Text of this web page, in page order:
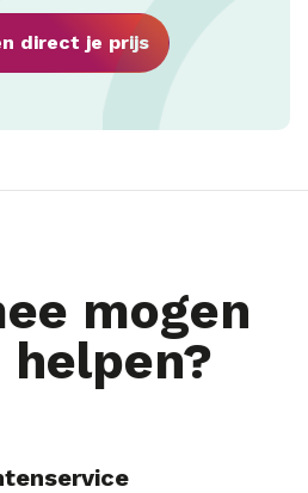
direct je prijs
mogen